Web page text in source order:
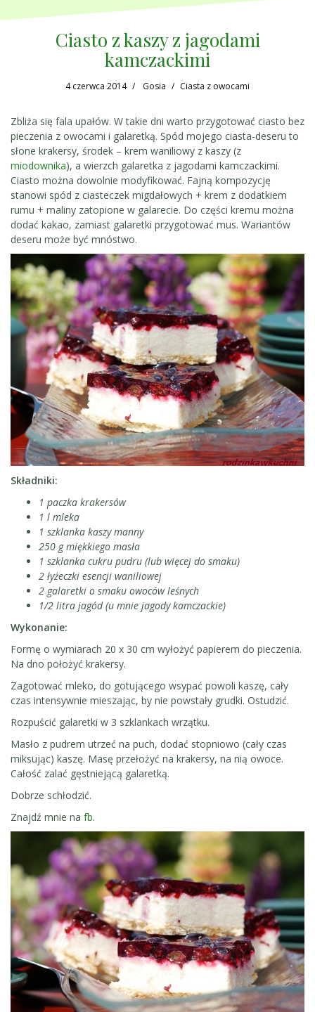
Ciasto z kaszy z jagodami
kamczackimi
4 czerwca 2014 Gosia Ciasta z owocami
Zbliża się fala upałów. W takie dni warto przygotować ciasto bez
pieczenia z owocami i galaretką. Spód mojego ciasta-deseru to
słone krakersy, środek – krem waniliowy z kaszy (z
miodownika), a wierzch galaretka z jagodami kamczackimi.
Ciasto można dowolnie modyfikować. Fajną kompozycję
stanowi spód z ciasteczek migdałowych + krem z dodatkiem
rumu + maliny zatopione w galarecie. Do części kremu można
dodać kakao, zamiast galaretki przygotować mus. Wariantów
deseru może być mnóstwo.
Składniki:
1 paczka krakersów
1 l mleka
1 szklanka kaszy manny
250 g miękkiego masła
1 szklanka cukru pudru (lub więcej do smaku)
2 łyżeczki esencji waniliowej
2 galaretki o smaku owoców leśnych
1/2 litra jagód (u mnie jagody kamczackie)
Wykonanie:
Formę o wymiarach 20 x 30 cm wyłożyć papierem do pieczenia.
Na dno położyć krakersy.
Zagotować mleko, do gotującego wsypać powoli kaszę, cały
czas intensywnie mieszając, by nie powstały grudki. Ostudzić.
Rozpuścić galaretki w 3 szklankach wrzątku.
Masło z pudrem utrzeć na puch, dodać stopniowo (cały czas
miksując) kaszę. Masę przełożyć na krakersy, na nią owoce.
Całość zalać gęstniejącą galaretką.
Dobrze schłodzić.
Znajdź mnie na fb.